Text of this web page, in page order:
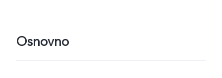
Osnovno